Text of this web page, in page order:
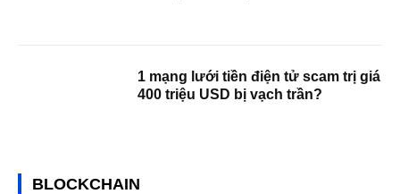
1 mạng lưới tiền điện tử scam trị giá
400 triệu USD bị vạch trần?
BLOCKCHAIN